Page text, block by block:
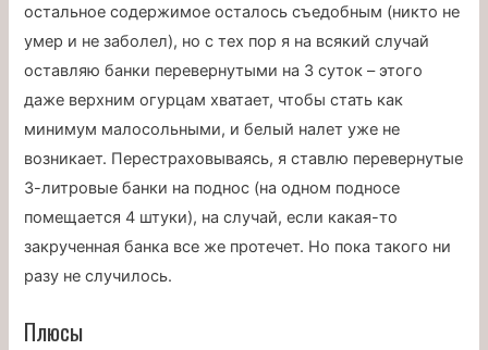
остальное содержимое осталось съедобным (никто не
умер и не заболел), но с тех пор я на всякий случай
оставляю банки перевернутыми на 3 суток – этого
даже верхним огурцам хватает, чтобы стать как
минимум малосольными, и белый налет уже не
возникает. Перестраховываясь, я ставлю перевернутые
3-литровые банки на поднос (на одном подносе
помещается 4 штуки), на случай, если какая-то
закрученная банка все же протечет. Но пока такого ни
разу не случилось.
Плюсы